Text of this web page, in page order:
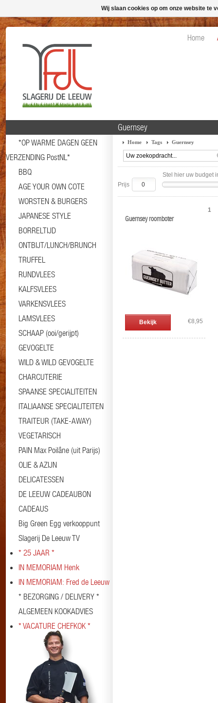
Home
*OP WARME DAGEN GEEN
VERZENDING PostNL*
BBQ
AGE YOUR OWN COTE
WORSTEN & BURGERS
JAPANESE STYLE
BORRELTIJD
ONTBIJT/LUNCH/BRUNCH
TRUFFEL
RUNDVLEES
KALFSVLEES
VARKENSVLEES
LAMSVLEES
SCHAAP (ooi/gerijpt)
GEVOGELTE
WILD & WILD GEVOGELTE
CHARCUTERIE
SPAANSE SPECIALITEITEN
ITALIAANSE SPECIALITEITEN
TRAITEUR (TAKE-AWAY)
VEGETARISCH
PAIN Max Poilâne (uit Parijs)
OLIE & AZIJN
DELICATESSEN
DE LEEUW CADEAUBON
CADEAUS
Big Green Egg verkooppunt
Slagerij De Leeuw TV
* 25 JAAR *
IN MEMORIAM Henk
IN MEMORIAM: Fred de Leeuw
* BEZORGING / DELIVERY *
ALGEMEEN KOOKADVIES
* VACATURE CHEFKOK *
Guernsey
Home Tags Guernsey
Stel hier uw budget
Prijs
Guernsey roomboter
Bekijk €8,95
1
Wij slaan cookies op om onze website te